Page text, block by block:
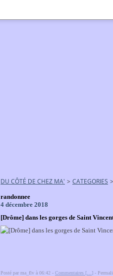
DU CÔTÉ DE CHEZ MA' > CATEGORIES >
randonnee
4 décembre 2018
[Drôme] dans les gorges de Saint
Posté par ma_flv à 06:42 - Commentaires [ ] -